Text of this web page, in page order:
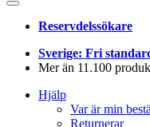
Reservdelssökare
Sverige: Fri
Mer än 11.100
Hjälp
Var är min
Returnerar